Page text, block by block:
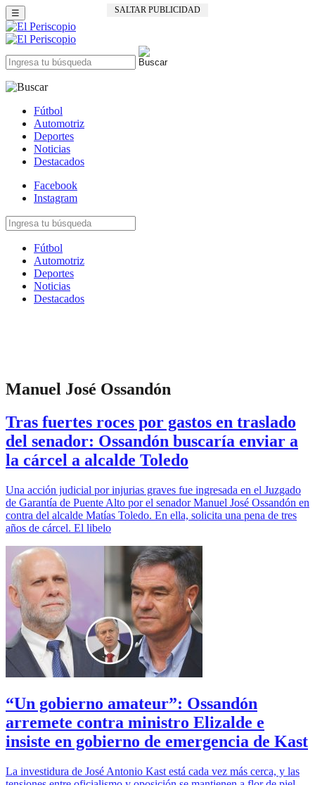
SALTAR PUBLICIDAD
☰
Fútbol
Automotriz
Deportes
Noticias
Destacados
Facebook
Instagram
Fútbol
Automotriz
Deportes
Noticias
Destacados
Manuel José Ossandón
Tras fuertes roces por gastos en traslado
del senador: Ossandón buscaría enviar a
la cárcel a alcalde Toledo
Una acción judicial por injurias graves fue ingresada en el Juzgado
de Garantía de Puente Alto por el senador Manuel José Ossandón en
contra del alcalde Matías Toledo. En ella, solicita una pena de tres
años de cárcel. El libelo
“Un gobierno amateur”: Ossandón
arremete contra ministro Elizalde e
insiste en gobierno de emergencia de Kast
La investidura de José Antonio Kast está cada vez más cerca, y las